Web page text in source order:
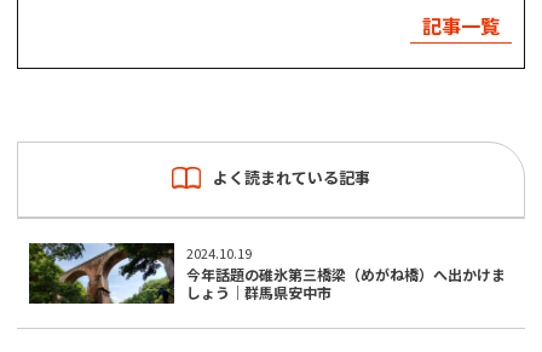
記事一覧
よく読まれている記事
2024.10.19
今年話題の碓氷第三橋梁（めがね橋）へ出かけま
しょう｜群馬県安中市